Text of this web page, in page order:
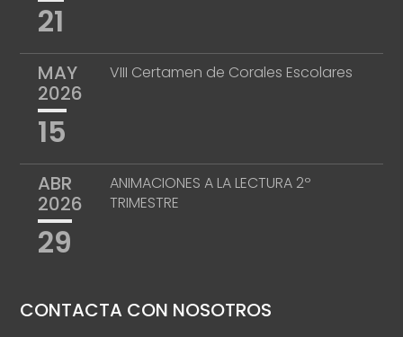
21
MAY
2026
15
VIII Certamen de Corales Escolares
ABR
2026
29
ANIMACIONES A LA LECTURA 2º
TRIMESTRE
CONTACTA CON NOSOTROS